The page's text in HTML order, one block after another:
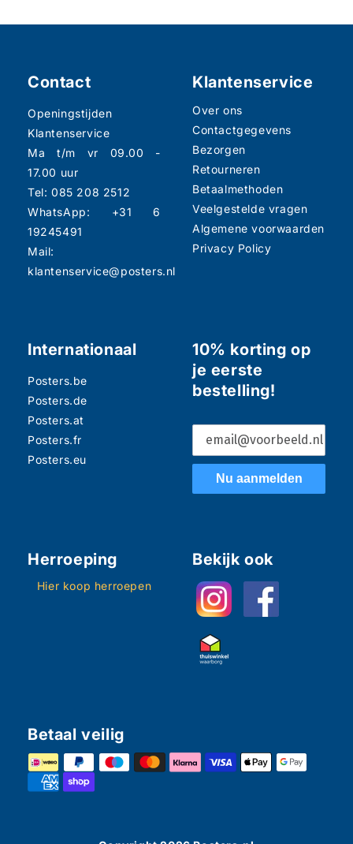
Contact
Openingstijden
Klantenservice
Ma t/m vr 09.00 -
17.00 uur
Tel: 085 208 2512
WhatsApp: +31 6
19245491
Mail:
klantenservice@posters.nl
Klantenservice
Over ons
Contactgegevens
Bezorgen
Retourneren
Betaalmethoden
Veelgestelde vragen
Algemene voorwaarden
Privacy Policy
Internationaal
Posters.be
Posters.de
Posters.at
Posters.fr
Posters.eu
10% korting op
je eerste
bestelling!
Nu aanmelden
Herroeping
Hier koop herroepen
Bekijk ook
Betaal veilig